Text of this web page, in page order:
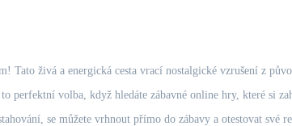
Tato živá a energická cesta vrací nostalgické vzrušení z
perfektní volba, když hledáte zábavné online hry, které si
se můžete vrhnout přímo do zábavy a otestovat